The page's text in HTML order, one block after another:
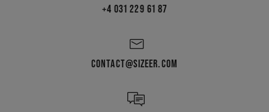
+4 031 229 61 87
CONTACT@SIZEER.COM